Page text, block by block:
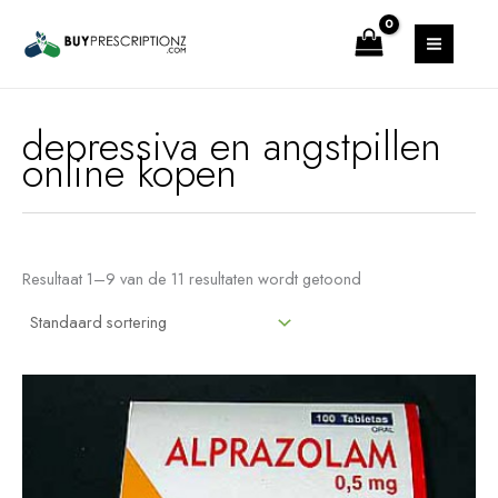
MAIN
MENU
depressiva en angstpillen
online kopen
Resultaat 1–9 van de 11 resultaten wordt getoond
$5.47
tot
$49.64
product
heeft
meerdere
variaties.